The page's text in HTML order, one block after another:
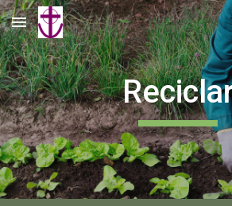
Skip to main content